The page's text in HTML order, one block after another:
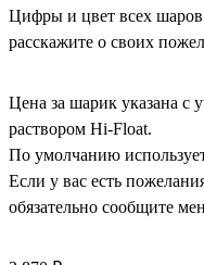
Цифры и цвет всех
расскажите о своих
Цена за шарик указана с
раствором Hi-Float.
По умолчанию
Если у вас есть
обязательно сообщите